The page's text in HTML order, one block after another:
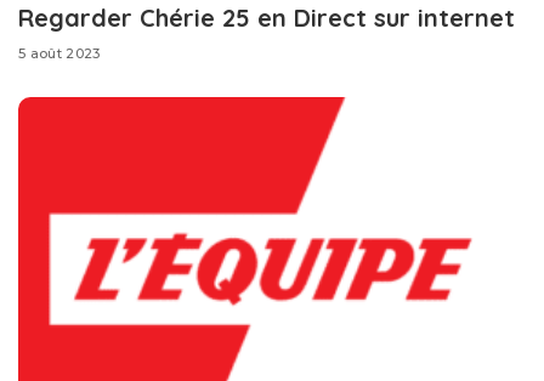
Regarder Chérie 25 en Direct sur internet
5 août 2023